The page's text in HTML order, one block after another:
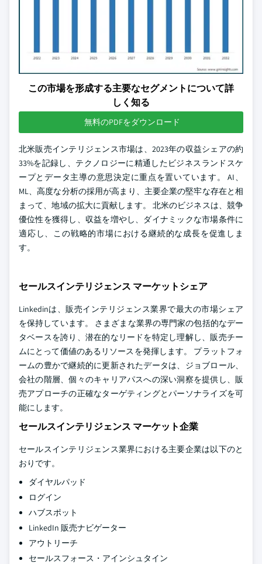
この市場を形成する主要なセグメントについて詳
しく知る
無料のPDFをダウンロード
北米販売インテリジェンス市場は、2023年の収益シェアの約
33%を記録し、テクノロジーに精通したビジネスランドスケ
ープとデータ主導の意思決定に重点を置いています。 AI、
ML、高度な分析の採用が高まり、主要企業の堅牢な存在と相
まって、地域の拡大に貢献します。 北米のビジネスは、競争
優位性を獲得し、収益を増やし、ダイナミックな市場条件に
適応し、この戦略的市場における継続的な成長を促進しま
す。
セールスインテリジェンス マーケットシェア
Linkedinは、販売インテリジェンス業界で最大の市場シェア
を保持しています。 さまざまな業界の専門家の包括的なデー
タベースを誇り、潜在的なリードを特定し理解し、販売チー
ムにとって価値のあるリソースを発揮します。 プラットフォ
ームの豊かで継続的に更新されたデータは、ジョブロール、
会社の階層、個々のキャリアパスへの深い洞察を提供し、販
売アプローチの正確なターゲティングとパーソナライズを可
能にします。
セールスインテリジェンス マーケット企業
セールスインテリジェンス業界における主要企業は以下のと
おりです。
ダイヤルパッド
ログイン
ハブスポット
LinkedIn 販売ナビゲーター
アウトリーチ
セールスフォース・アインシュタイン